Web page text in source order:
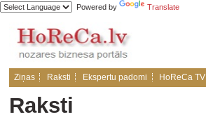
Powered by Translate
Ziņas Raksti Ekspertu padomi HoReCa TV
Raksti